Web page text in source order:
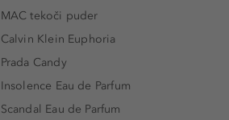
MAC tekoči puder
Calvin Klein Euphoria
Prada Candy
Insolence Eau de Parfum
Scandal Eau de Parfum